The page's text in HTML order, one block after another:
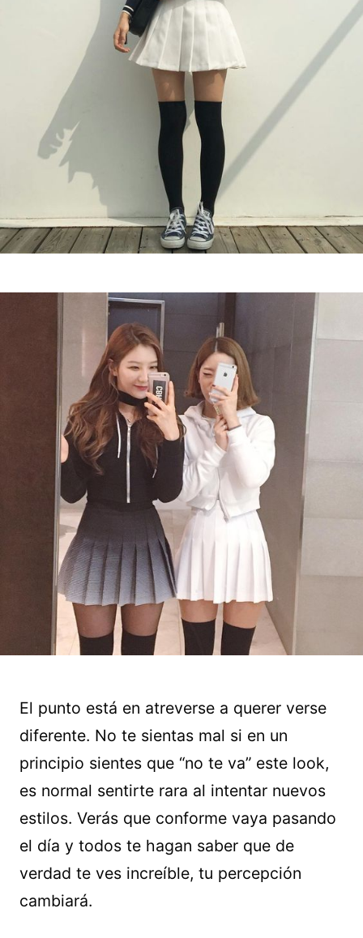
El punto está en atreverse a querer verse
diferente. No te sientas mal si en un
principio sientes que “no te va” este look,
es normal sentirte rara al intentar nuevos
estilos. Verás que conforme vaya pasando
el día y todos te hagan saber que de
verdad te ves increíble, tu percepción
cambiará.